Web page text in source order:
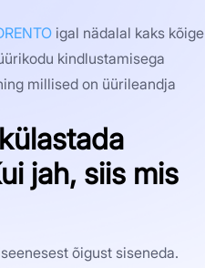
igal nädalal kaks kõige
kindlustamisega
millised on üürileandja
jah, siis mis
õigust siseneda.